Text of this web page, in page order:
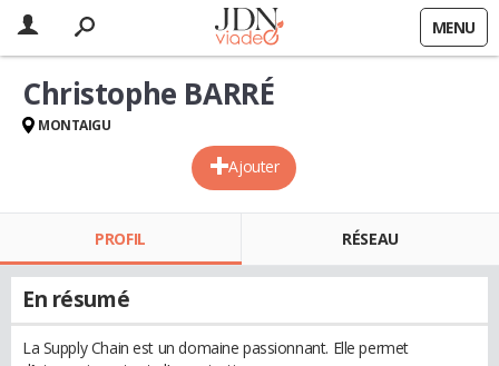
MENU
Ajouter
Christophe BARRÉ
MONTAIGU
PROFIL RÉSEAU
En résumé
La Supply Chain est un domaine passionnant. Elle permet